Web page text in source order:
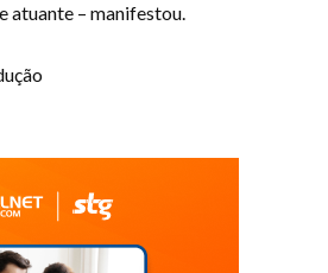
atuante – manifestou.